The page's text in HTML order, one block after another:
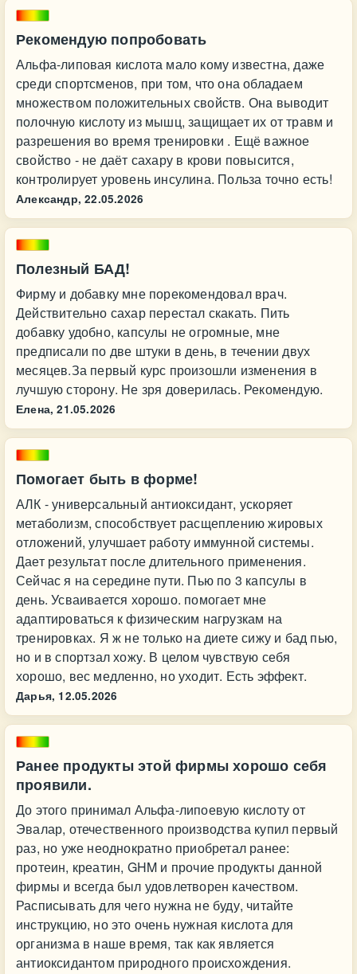
Рекомендую попробовать
Альфа-липовая кислота мало кому известна, даже
среди спортсменов, при том, что она обладаем
множеством положительных свойств. Она выводит
полочную кислоту из мышц, защищает их от травм и
разрешения во время тренировки . Ещё важное
свойство - не даёт сахару в крови повысится,
контролирует уровень инсулина. Польза точно есть!
Александр, 22.05.2026
Полезный БАД!
Фирму и добавку мне порекомендовал врач.
Действительно сахар перестал скакать. Пить
добавку удобно, капсулы не огромные, мне
предписали по две штуки в день, в течении двух
месяцев.За первый курс произошли изменения в
лучшую сторону. Не зря доверилась. Рекомендую.
Елена, 21.05.2026
Помогает быть в форме!
АЛК - универсальный антиоксидант, ускоряет
метаболизм, способствует расщеплению жировых
отложений, улучшает работу иммунной системы.
Дает результат после длительного применения.
Сейчас я на середине пути. Пью по 3 капсулы в
день. Усваивается хорошо. помогает мне
адаптироваться к физическим нагрузкам на
тренировках. Я ж не только на диете сижу и бад пью,
но и в спортзал хожу. В целом чувствую себя
хорошо, вес медленно, но уходит. Есть эффект.
Дарья, 12.05.2026
Ранее продукты этой фирмы хорошо себя
проявили.
До этого принимал Альфа-липоевую кислоту от
Эвалар, отечественного производства купил первый
раз, но уже неоднократно приобретал ранее:
протеин, креатин, GHM и прочие продукты данной
фирмы и всегда был удовлетворен качеством.
Расписывать для чего нужна не буду, читайте
инструкцию, но это очень нужная кислота для
организма в наше время, так как является
антиоксидантом природного происхождения.